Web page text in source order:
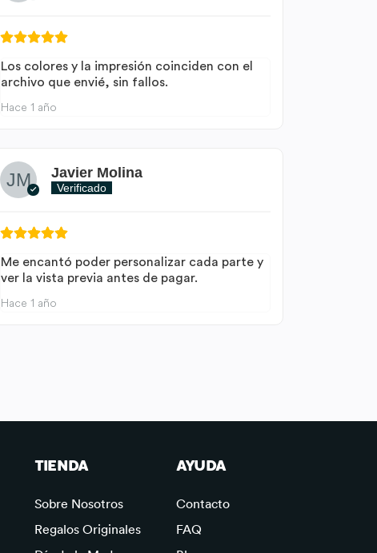
Los colores y la impresión coinciden con el
archivo que envié, sin fallos.
Hace 1 año
Javier Molina
Verificado
Me encantó poder personalizar cada parte y
ver la vista previa antes de pagar.
Hace 1 año
TIENDA
Sobre Nosotros
Regalos Originales
AYUDA
Contacto
FAQ